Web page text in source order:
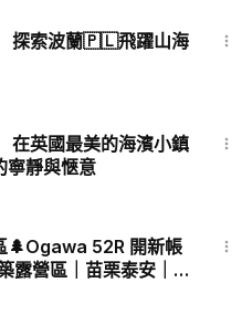
探索波蘭🇵🇱飛躍山海
在英國最美的海濱小鎮
寧靜與愜意
🌲Ogawa 52R 開新帳
營區｜苗栗泰安｜